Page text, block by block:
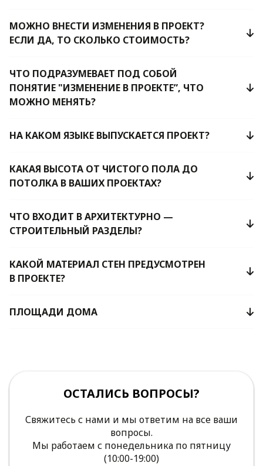
МОЖНО ВНЕСТИ ИЗМЕНЕНИЯ В ПРОЕКТ?
ЕСЛИ ДА, ТО СКОЛЬКО СТОИМОСТЬ?
ЧТО ПОДРАЗУМЕВАЕТ ПОД СОБОЙ
ПОНЯТИЕ "ИЗМЕНЕНИЕ В ПРОЕКТЕ”, ЧТО
МОЖНО МЕНЯТЬ?
НА КАКОМ ЯЗЫКЕ ВЫПУСКАЕТСЯ ПРОЕКТ?
КАКАЯ ВЫСОТА ОТ ЧИСТОГО ПОЛА ДО
ПОТОЛКА В ВАШИХ ПРОЕКТАХ?
ЧТО ВХОДИТ В АРХИТЕКТУРНО —
СТРОИТЕЛЬНЫЙ РАЗДЕЛЫ?
КАКОЙ МАТЕРИАЛ СТЕН ПРЕДУСМОТРЕН
В ПРОЕКТЕ?
ПЛОЩАДИ ДОМА
ОСТАЛИСЬ ВОПРОСЫ?
Свяжитесь с нами и мы ответим на все ваши
вопросы.
Мы работаем с понедельника по пятницу
(10:00-19:00)